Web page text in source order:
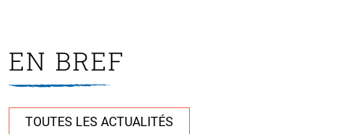
EN BREF
TOUTES LES ACTUALITÉS